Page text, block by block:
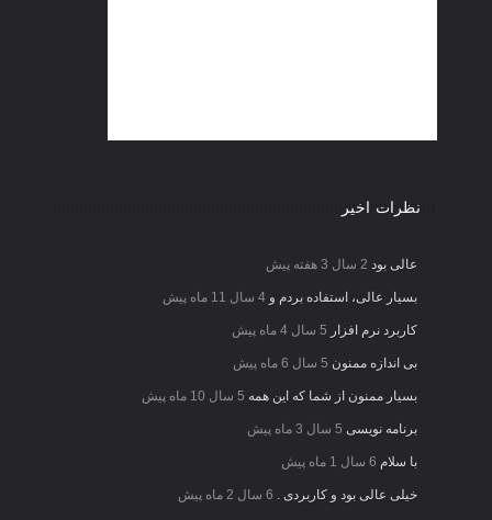
نظرات اخیر
عالی بود 2 سال 3 هفته پیش
بسیار عالی، استفاده بردم و 4 سال 11 ماه پیش
کاربرد نرم افزار 5 سال 4 ماه پیش
بی اندازه ممنون 5 سال 6 ماه پیش
بسیار ممنون از شما که این همه 5 سال 10 ماه پیش
برنامه نویسی 5 سال 3 ماه پیش
با سلام 6 سال 1 ماه پیش
خیلی عالی بود و کاربردی . 6 سال 2 ماه پیش